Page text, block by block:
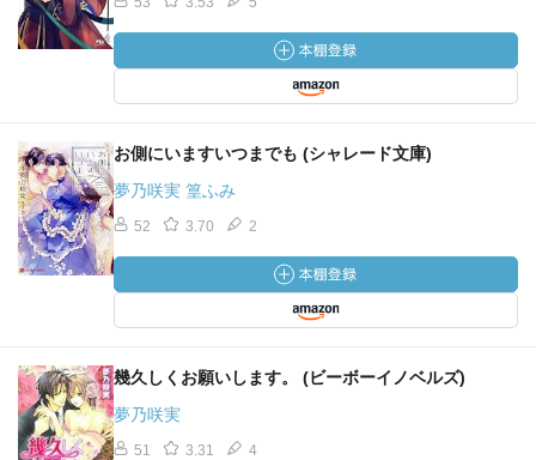
お側にいますいつまでも (シャレード文庫)
夢乃咲実 篁ふみ
52 3.70 2
幾久しくお願いします。 (ビーボーイノベルズ)
夢乃咲実
51 3.31 4